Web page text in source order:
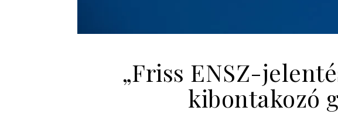
„Friss ENSZ-
kibontakozó